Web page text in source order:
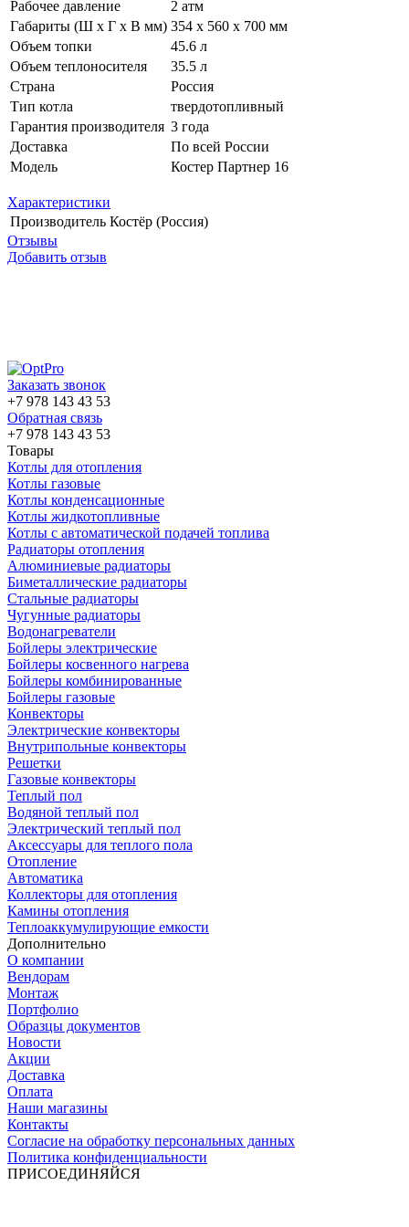
Рабочее давление
2 атм
Габариты (Ш х Г х В мм) 354 x 560 х 700 мм
Объем топки
45.6 л
Объем теплоносителя
35.5 л
Страна
Россия
Тип котла
твердотопливный
Гарантия производителя 3 года
Доставка
По всей России
Модель
Костер Партнер 16
Характеристики
Производитель Костёр (Россия)
Отзывы
Добавить отзыв
Заказать звонок
+7 978 143 43 53
Обратная связь
+7 978 143 43 53
Товары
Котлы для отопления
Котлы газовые
Котлы конденсационные
Котлы жидкотопливные
Котлы с автоматической подачей топлива
Радиаторы отопления
Алюминиевые радиаторы
Биметаллические радиаторы
Стальные радиаторы
Чугунные радиаторы
Водонагреватели
Бойлеры электрические
Бойлеры косвенного нагрева
Бойлеры комбинированные
Бойлеры газовые
Конвекторы
Электрические конвекторы
Внутрипольные конвекторы
Решетки
Газовые конвекторы
Теплый пол
Водяной теплый пол
Электрический теплый пол
Аксессуары для теплого пола
Отопление
Автоматика
Коллекторы для отопления
Камины отопления
Теплоаккумулирующие емкости
Дополнительно
О компании
Вендорам
Монтаж
Портфолио
Образцы документов
Новости
Акции
Доставка
Оплата
Наши магазины
Контакты
Согласие на обработку персональных данных
Политика конфиденциальности
ПРИСОЕДИНЯЙСЯ